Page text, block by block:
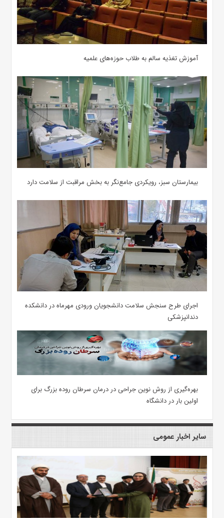
آموزش تغذیه سالم به طلاب حوزه‌های علمیه
بیمارستان سبز، رویکردی جامع‌نگر به بخش مراقبت از سلامت دارد
اجرای طرح سنجش سلامت دانشجویان ورودی مهرماه در دانشکده
دندانپزشکی
بهره‌گیری از روش نوین جراحی در درمان سرطان روده بزرگ برای
اولین بار در دانشگاه
سایر اخبار عمومی